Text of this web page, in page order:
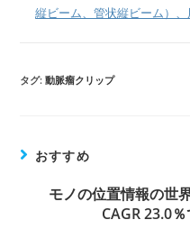
縦ビーム、管状縦ビーム）
タグ:動脈瘤クリップ
おすすめ
モノの位置情報の世
CAGR 23.0